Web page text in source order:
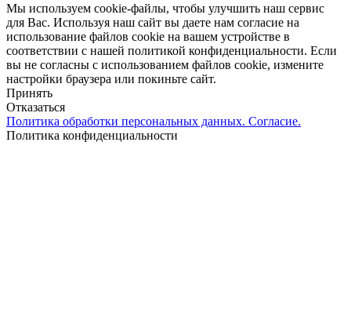
Мы используем cookie-файлы, чтобы улучшить наш сервис
для Вас. Используя наш сайт вы даете нам согласие на
использование файлов cookie на вашем устройстве в
соответствии с нашей политикой конфиденциальности. Если
вы не согласны с использованием файлов cookie, измените
настройки браузера или покиньте сайт.
Принять
Отказаться
Политика обработки персональных данных. Согласие.
Политика конфиденциальности